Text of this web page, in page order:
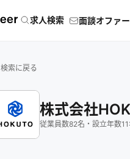
求人検索 面談オファー
検索に戻る
株式会社
従業員数82名 ・ 設立年数11